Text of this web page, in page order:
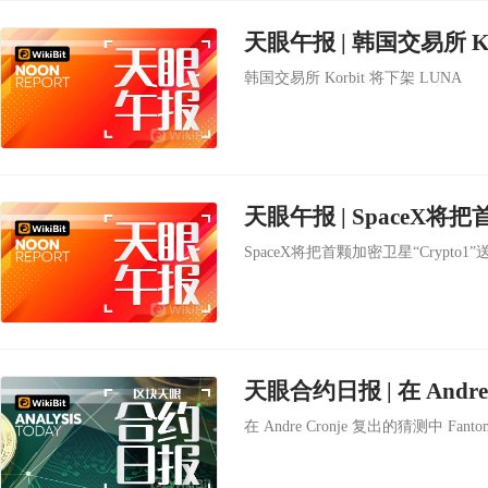
天眼午报 | 韩国交易所
韩国交易所 Korbit 将下架 LUNA
天眼午报 | SpaceX将把
SpaceX将把首颗加密卫星“Crypto1”
在 Andre Cronje 复出的猜测中